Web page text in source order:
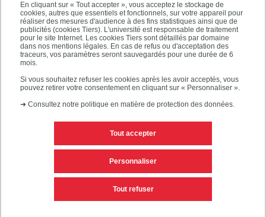
En cliquant sur « Tout accepter », vous acceptez le stockage de
cookies, autres que essentiels et fonctionnels, sur votre appareil pour
réaliser des mesures d'audience à des fins statistiques ainsi que de
publicités (cookies Tiers). L'université est responsable de traitement
pour le site Internet. Les cookies Tiers sont détaillés par domaine
dans nos mentions légales. En cas de refus ou d'acceptation des
traceurs, vos paramètres seront sauvegardés pour une durée de 6
mois.
Si vous souhaitez refuser les cookies après les avoir acceptés, vous
pouvez retirer votre consentement en cliquant sur « Personnaliser ».
➜ Consultez notre politique en matière de protection des données.
Tout accepter
Tout refuser
Personnaliser
Mentions légales
Personnaliser les cookies Plan du site